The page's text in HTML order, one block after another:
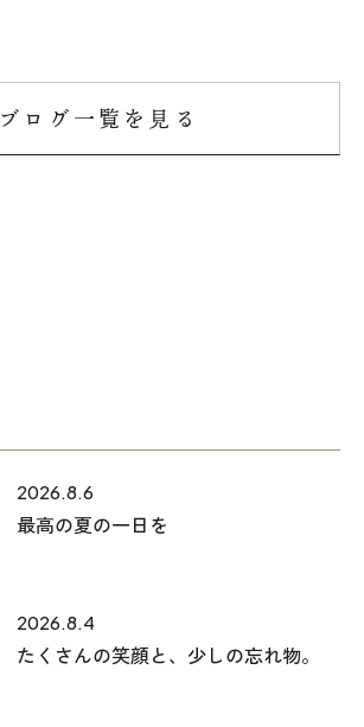
ブログ一覧を見る
2026.8.6
最高の夏の一日を
2026.8.4
たくさんの笑顔と、少しの忘れ物。